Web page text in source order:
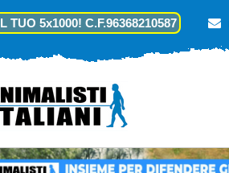
TUO 5x1000! C.F.96368210587